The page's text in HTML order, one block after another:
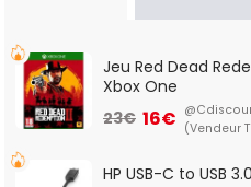
Jeu Red Dead
Xbox One
23€ 16€ (Vendeur
HP USB-C to USB